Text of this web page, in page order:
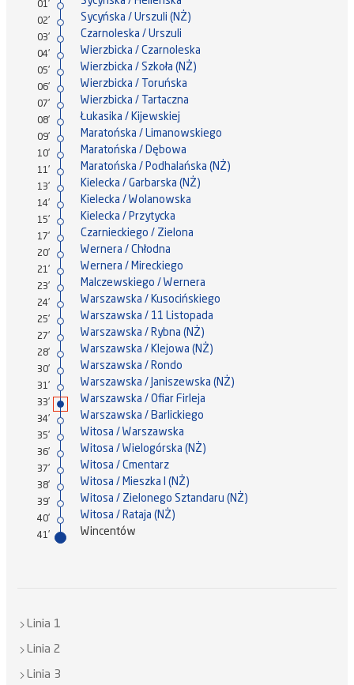
01'
02' Sycyńska / Urszuli (NŻ)
03' Czarnoleska / Urszuli
04' Wierzbicka / Czarnoleska
05' Wierzbicka / Szkoła (NŻ)
06' Wierzbicka / Toruńska
07' Wierzbicka / Tartaczna
08' Łukasika / Kijewskiej
09' Maratońska / Limanowskiego
10' Maratońska / Dębowa
11' Maratońska / Podhalańska (NŻ)
13' Kielecka / Garbarska (NŻ)
14' Kielecka / Wolanowska
15' Kielecka / Przytycka
17' Czarnieckiego / Zielona
20' Wernera / Chłodna
21' Wernera / Mireckiego
23' Malczewskiego / Wernera
24' Warszawska / Kusocińskiego
25' Warszawska / 11 Listopada
27' Warszawska / Rybna (NŻ)
28' Warszawska / Klejowa (NŻ)
30' Warszawska / Rondo
31' Warszawska / Janiszewska (NŻ)
33' Warszawska / Ofiar Firleja
34' Warszawska / Barlickiego
35' Witosa / Warszawska
36' Witosa / Wielogórska (NŻ)
37' Witosa / Cmentarz
38' Witosa / Mieszka I (NŻ)
39' Witosa / Zielonego Sztandaru (NŻ)
40' Witosa / Rataja (NŻ)
41' Wincentów
Linia 1
Linia 2
Linia 3